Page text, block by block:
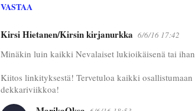
VASTAA
Kirsi Hietanen/Kirsin kirjanurkka 6/6/16 17:42
Minäkin luin kaikki Nevalaiset lukioikäisenä tai
Kiitos linkityksestä! Tervetuloa kaikki
dekkariviikkoa!